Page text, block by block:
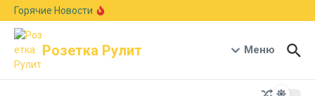
Перейти к содержанию
Горячие Новости
кроссовер X5 с мотором B58 и запасом хода
1000 км
Розетка Рулит Меню